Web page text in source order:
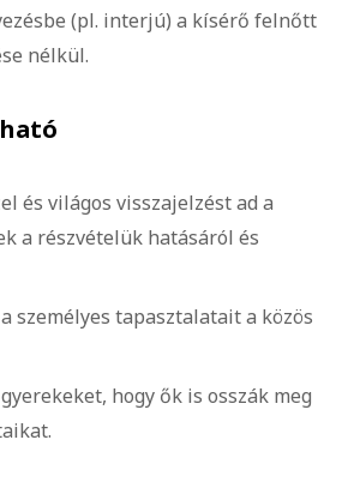
(pl. interjú) a kísérő felnőtt
nélkül.
és világos visszajelzést ad a
a részvételük hatásáról és
személyes tapasztalatait a közös
hogy ők is osszák meg